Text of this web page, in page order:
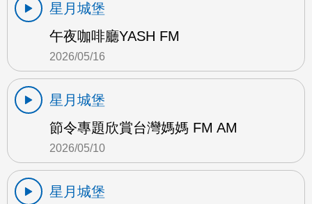
星月城堡
午夜咖啡廳YASH FM
2026/05/16
星月城堡
節令專題欣賞台灣媽媽 FM AM
2026/05/10
星月城堡